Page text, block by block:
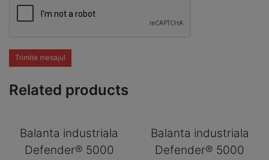
Trimite mesajul
Related products
Balanta industriala
Defender® 5000
Balanta industriala
Defender® 5000